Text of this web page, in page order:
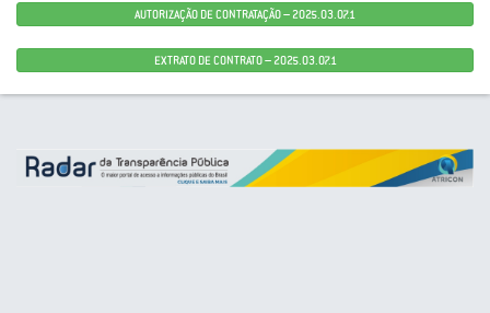
AUTORIZAÇÃO DE CONTRATAÇÃO – 2025.03.07.1
EXTRATO DE CONTRATO – 2025.03.07.1